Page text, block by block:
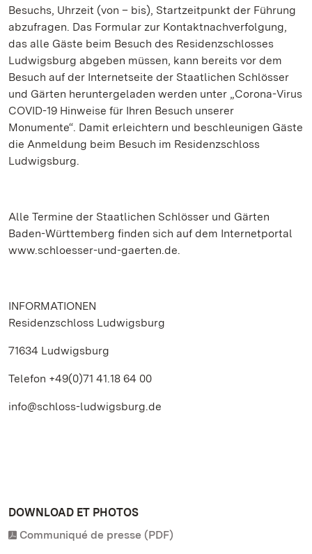
Besuchs, Uhrzeit (von – bis), Startzeitpunkt der Führung
abzufragen. Das Formular zur Kontaktnachverfolgung,
das alle Gäste beim Besuch des Residenzschlosses
Ludwigsburg abgeben müssen, kann bereits vor dem
Besuch auf der Internetseite der Staatlichen Schlösser
und Gärten heruntergeladen werden unter „Corona-Virus
COVID-19 Hinweise für Ihren Besuch unserer
Monumente“. Damit erleichtern und beschleunigen Gäste
die Anmeldung beim Besuch im Residenzschloss
Ludwigsburg.
Alle Termine der Staatlichen Schlösser und Gärten
Baden-Württemberg finden sich auf dem Internetportal
www.schloesser-und-gaerten.de.
INFORMATIONEN
Residenzschloss Ludwigsburg
71634 Ludwigsburg
Telefon +49(0)71 41.18 64 00
info@schloss-ludwigsburg.de
DOWNLOAD ET PHOTOS
Communiqué de presse (PDF)